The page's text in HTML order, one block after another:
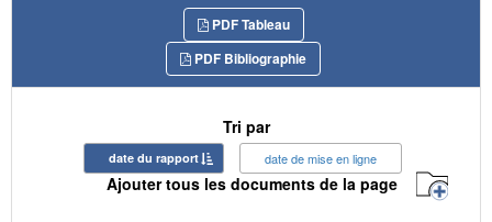
PDF Tableau
PDF Bibliographie
Tri par
date du rapport date de mise en ligne
Ajouter tous les documents de la page